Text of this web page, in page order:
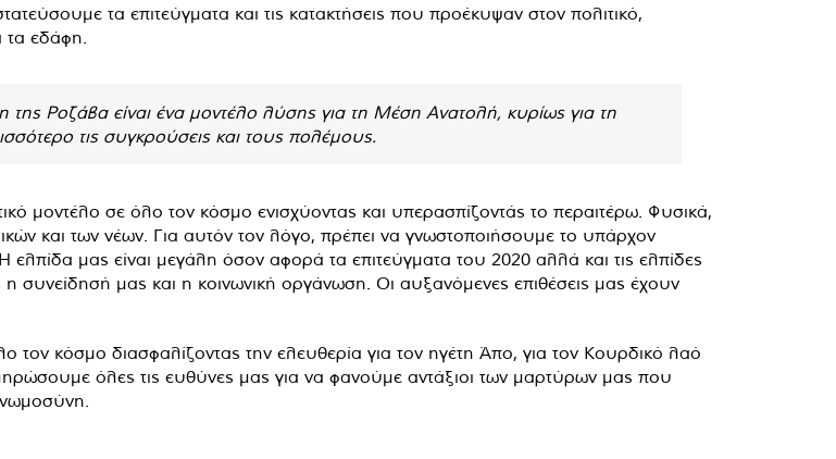
τα επιτεύγματα και τις κατακτήσεις που προέκυψαν στον πολιτικό,
τα εδάφη.
Ροζάβα είναι ένα μοντέλο λύσης για τη Μέση Ανατολή, κυρίως για τη
τις συγκρούσεις και τους πολέμους.
μοντέλο σε όλο τον κόσμο ενισχύοντας και υπερασπίζοντάς το περαιτέρω. Φυσικά,
και των νέων. Για αυτόν τον λόγο, πρέπει να γνωστοποιήσουμε το υπάρχον
μας είναι μεγάλη όσον αφορά τα επιτεύγματα του 2020 αλλά και τις ελπίδες
η συνείδησή μας ​​και η κοινωνική οργάνωση. Οι αυξανόμενες επιθέσεις μας έχουν
κόσμο διασφαλίζοντας την ελευθερία για τον ηγέτη Άπο, για τον Κουρδικό λαό
όλες τις ευθύνες μας για να φανούμε αντάξιοι των μαρτύρων μας που